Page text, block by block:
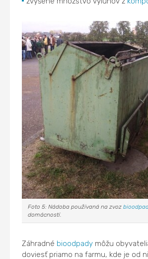
Foto 5: Nádoba používaná na zvoz
domácností.
Záhradné bioodpady môžu
doviesť priamo na farmu, kde je od